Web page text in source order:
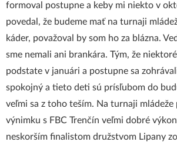
formoval postupne a keby mi niekto v
povedal, že budeme mať na turnaji
káder, považoval by som ho za blázna.
sme nemali ani brankára. Tým, že
podstate v januári a postupne sa
spokojný a tieto deti sú prísľubom do
veľmi sa z toho teším. Na turnaji mládeže
výnimku s FBC Trenčín veľmi dobré
neskorším finalistom družstvom Lipany